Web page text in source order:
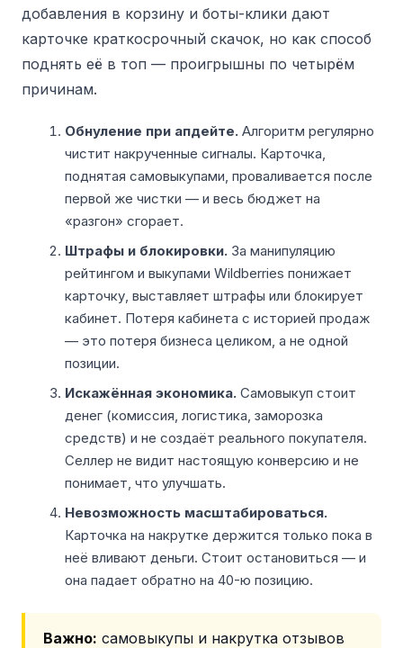
добавления в корзину и боты-клики дают
карточке краткосрочный скачок, но как способ
поднять её в топ — проигрышны по четырём
причинам.
Обнуление при апдейте. Алгоритм регулярно
чистит накрученные сигналы. Карточка,
поднятая самовыкупами, проваливается после
первой же чистки — и весь бюджет на
«разгон» сгорает.
Штрафы и блокировки. За манипуляцию
рейтингом и выкупами Wildberries понижает
карточку, выставляет штрафы или блокирует
кабинет. Потеря кабинета с историей продаж
— это потеря бизнеса целиком, а не одной
позиции.
Искажённая экономика. Самовыкуп стоит
денег (комиссия, логистика, заморозка
средств) и не создаёт реального покупателя.
Селлер не видит настоящую конверсию и не
понимает, что улучшать.
Невозможность масштабироваться.
Карточка на накрутке держится только пока в
неё вливают деньги. Стоит остановиться — и
она падает обратно на 40-ю позицию.
Важно: самовыкупы и накрутка отзывов